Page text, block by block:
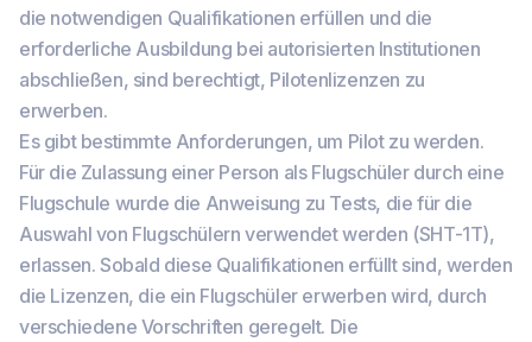
die notwendigen Qualifikationen erfüllen und die
erforderliche Ausbildung bei autorisierten Institutionen
abschließen, sind berechtigt, Pilotenlizenzen zu
erwerben.
Es gibt bestimmte Anforderungen, um Pilot zu werden.
Für die Zulassung einer Person als Flugschüler durch eine
Flugschule wurde die Anweisung zu Tests, die für die
Auswahl von Flugschülern verwendet werden (SHT-1T),
erlassen. Sobald diese Qualifikationen erfüllt sind, werden
die Lizenzen, die ein Flugschüler erwerben wird, durch
verschiedene Vorschriften geregelt. Die